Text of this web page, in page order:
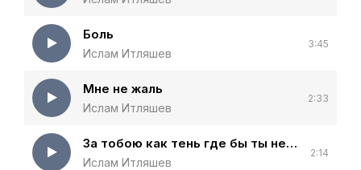
Боль
Ислам Итляшев
3:45
Мне не жаль
Ислам Итляшев
2:33
За тобою как тень где бы ты не была
Ислам Итляшев
2:14